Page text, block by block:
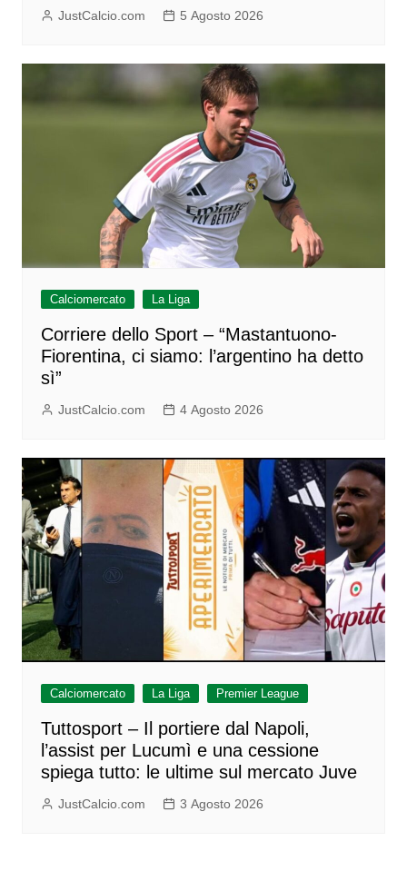
JustCalcio.com 5 Agosto 2026
Calciomercato La Liga
Corriere dello Sport – “Mastantuono-
Fiorentina, ci siamo: l’argentino ha detto
sì”
JustCalcio.com 4 Agosto 2026
Calciomercato La Liga Premier League
Tuttosport – Il portiere dal Napoli,
l’assist per Lucumì e una cessione
spiega tutto: le ultime sul mercato Juve
JustCalcio.com 3 Agosto 2026